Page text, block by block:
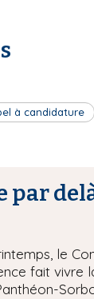
à candidature
par
le
fait vivre